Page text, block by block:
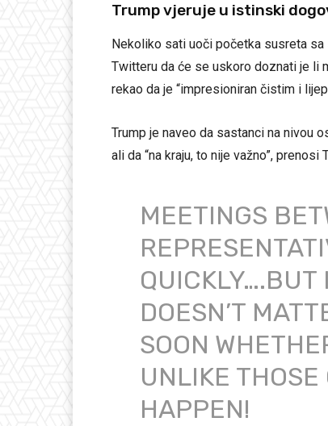
Trump vjeruje u istinski
Nekoliko sati uoči početka susreta
Twitteru da će se uskoro doznati je li
rekao da je “impresioniran čistim i
Trump je naveo da sastanci na nivou
ali da “na kraju, to nije važno”, prenosi
MEETINGS
QUICKLY….BUT
DOESN’T
SOON
UNLIKE THOSE
HAPPEN!